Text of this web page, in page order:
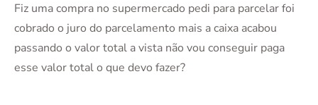
Fiz uma compra no supermercado pedi para parcelar foi
cobrado o juro do parcelamento mais a caixa acabou
passando o valor total a vista não vou conseguir paga
esse valor total o que devo fazer?